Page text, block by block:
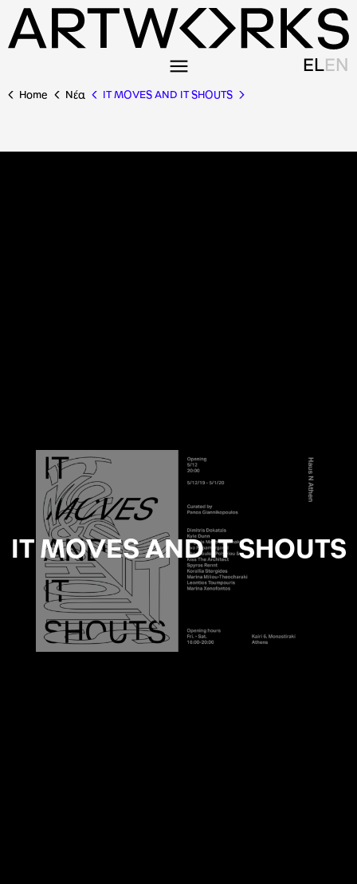
ELEN
Home Nέα IT MOVES AND IT SHOUTS
IT MOVES AND IT SHOUTS